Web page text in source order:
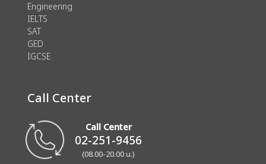
Engineering
IELTS
SAT
GED
IGCSE
Call Center
Call Center
02-251-9456
(08.00-20.00 น.)